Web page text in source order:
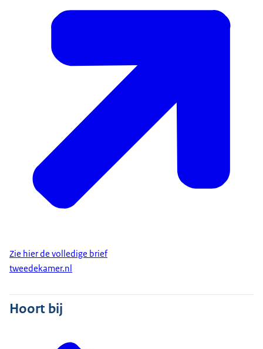
Zie hier de volledige brief
tweedekamer.nl
Hoort bij